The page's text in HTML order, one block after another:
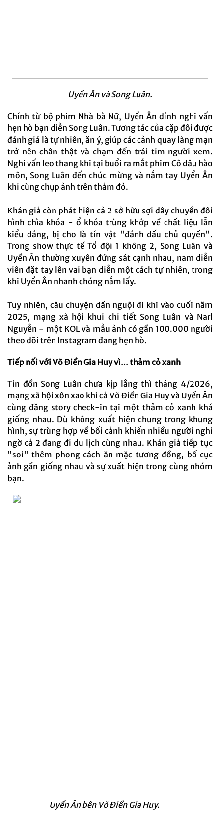
Uyển Ân và Song Luân.
Chính từ bộ phim Nhà bà Nữ, Uyển Ân dính nghi vấn
hẹn hò bạn diễn Song Luân. Tương tác của cặp đôi được
đánh giá là tự nhiên, ăn ý, giúp các cảnh quay lãng mạn
trở nên chân thật và chạm đến trái tim người xem.
Nghi vấn leo thang khi tại buổi ra mắt phim Cô dâu hào
môn, Song Luân đến chúc mừng và nắm tay Uyển Ân
khi cùng chụp ảnh trên thảm đỏ.
Khán giả còn phát hiện cả 2 sở hữu sợi dây chuyền đôi
hình chìa khóa - ổ khóa trùng khớp về chất liệu lẫn
kiểu dáng, bị cho là tín vật "đánh dấu chủ quyền".
Trong show thực tế Tổ đội 1 không 2, Song Luân và
Uyển Ân thường xuyên đứng sát cạnh nhau, nam diễn
viên đặt tay lên vai bạn diễn một cách tự nhiên, trong
khi Uyển Ân nhanh chóng nắm lấy.
Tuy nhiên, câu chuyện dần nguội đi khi vào cuối năm
2025, mạng xã hội khui chi tiết Song Luân và Narl
Nguyễn - một KOL và mẫu ảnh có gần 100.000 người
theo dõi trên Instagram đang hẹn hò.
Tiếp nối với Võ Điền Gia Huy vì... thảm cỏ xanh
Tin đồn Song Luân chưa kịp lắng thì tháng 4/2026,
mạng xã hội xôn xao khi cả Võ Điền Gia Huy và Uyển Ân
cùng đăng story check-in tại một thảm cỏ xanh khá
giống nhau. Dù không xuất hiện chung trong khung
hình, sự trùng hợp về bối cảnh khiến nhiều người nghi
ngờ cả 2 đang đi du lịch cùng nhau. Khán giả tiếp tục
"soi" thêm phong cách ăn mặc tương đồng, bố cục
ảnh gần giống nhau và sự xuất hiện trong cùng nhóm
bạn.
Uyển Ân bên Võ Điền Gia Huy.